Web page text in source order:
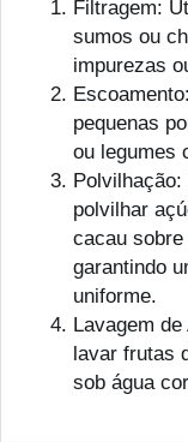
Filtragem:
sumos ou
impurezas
pequenas
ou legumes
polvilhar
cacau
garantindo
uniforme.
Lavagem
lavar frutas
sob água